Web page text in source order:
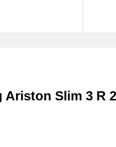
Slim 3 R